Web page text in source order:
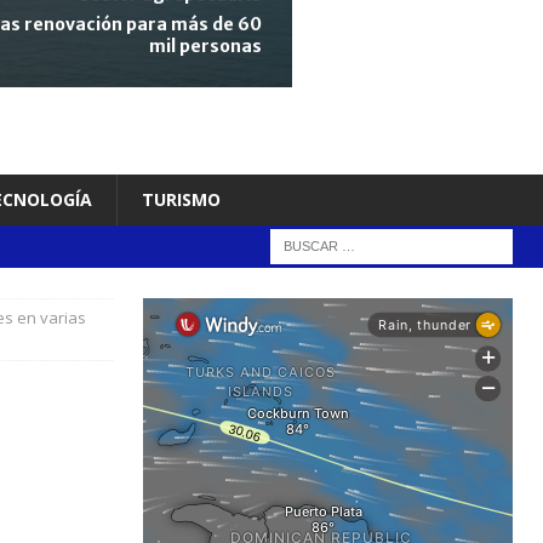
renovación para más de 60
mil personas
TURISMO
en varias